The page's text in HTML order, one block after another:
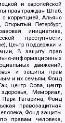
и европейской
прав граждан Штаб,
коррупцией, Альянс
Петербург,
инициатива,
преступности,
Центр поддержки и
В защиту прав
информационных
движений,
и защиты прав
и их семьям, Фонд
центр Сова, центр
Мемориал,
Гагарина, Фонд
правозащитная
Фонд защиты
по правам человека,